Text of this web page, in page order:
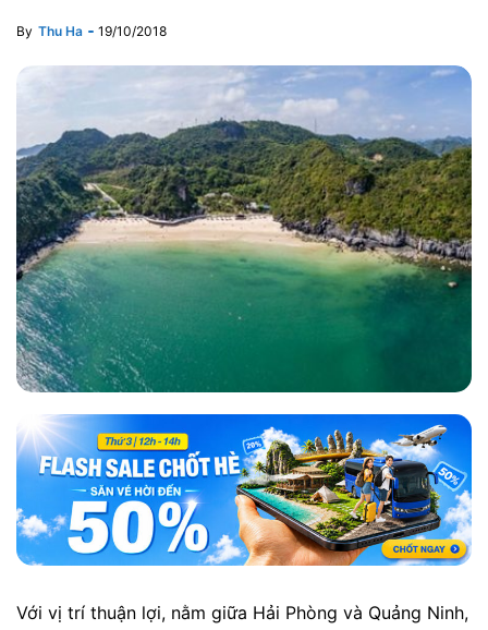
By Thu Ha 19/10/2018
Với vị trí thuận lợi, nằm giữa Hải Phòng và Quảng Ninh,